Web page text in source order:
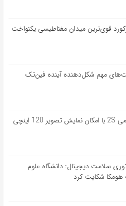
قوی‌ترین میدان مغناطیسی یکنواخت
مهم شکل‌دهنده آینده فین‌تک
پروژکتور شیائومی می 2S با امکان نمایش تصویر 120 اینچی
سلامت دیجیتال: دانشگاه علوم
هومکا شکایت کرد